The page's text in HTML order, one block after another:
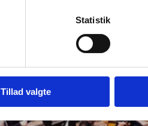
Statistik
Tillad valgte